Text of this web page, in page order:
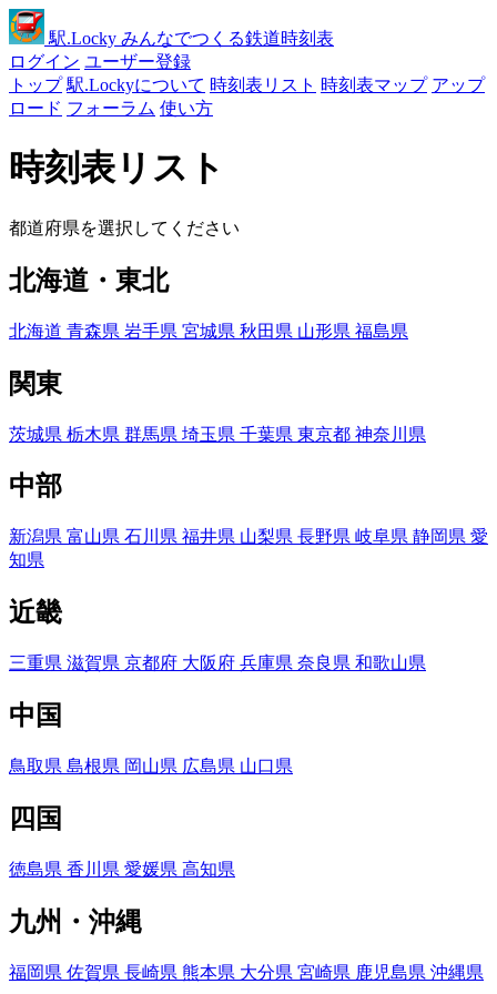
駅.Locky みんなでつくる鉄道時刻表
ログイン ユーザー登録
トップ 駅.Lockyについて 時刻表リスト 時刻表マップ アップ
ロード フォーラム 使い方
時刻表リスト
都道府県を選択してください
北海道・東北
北海道 青森県 岩手県 宮城県 秋田県 山形県 福島県
関東
茨城県 栃木県 群馬県 埼玉県 千葉県 東京都 神奈川県
中部
新潟県 富山県 石川県 福井県 山梨県 長野県 岐阜県 静岡県 愛
知県
近畿
三重県 滋賀県 京都府 大阪府 兵庫県 奈良県 和歌山県
中国
鳥取県 島根県 岡山県 広島県 山口県
四国
徳島県 香川県 愛媛県 高知県
九州・沖縄
福岡県 佐賀県 長崎県 熊本県 大分県 宮崎県 鹿児島県 沖縄県